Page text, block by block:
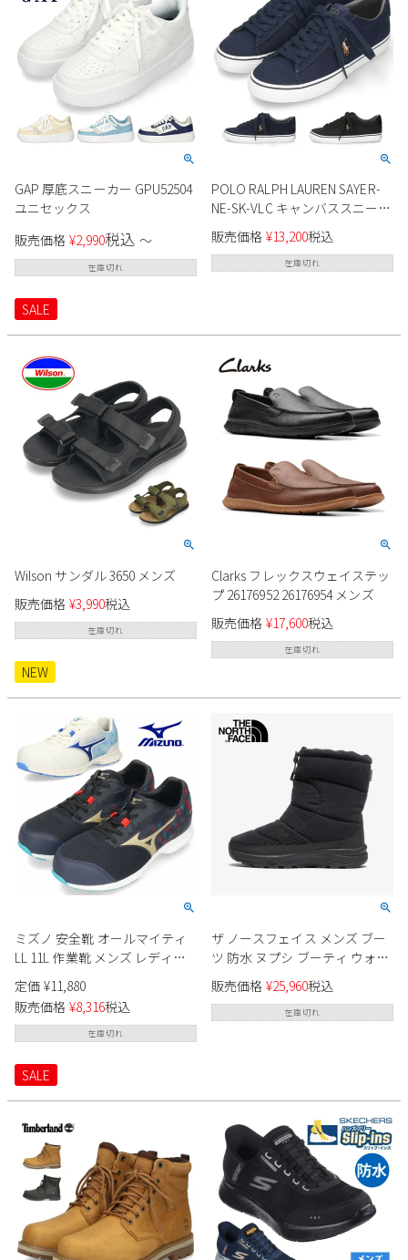
GAP 厚底スニーカー GPU52504
ユニセックス
販売価格 ¥2,990税込 〜
在庫切れ
SALE
POLO RALPH LAUREN SAYER-
NE-SK-VLC キャンバススニーカ
ー メンズ
販売価格 ¥13,200税込
在庫切れ
Wilson サンダル 3650 メンズ
販売価格 ¥3,990税込
在庫切れ
NEW
Clarks フレックスウェイステッ
プ 26176952 26176954 メンズ
販売価格 ¥17,600税込
在庫切れ
ミズノ 安全靴 オールマイティ
LL 11L 作業靴 メンズ レディー
ス ワーキングシューズ 紐 ロー
カット スニーカー F1GA2502 04
14 軽量 耐滑 衝撃吸収 MIZUNO
定価 ¥11,880
販売価格 ¥8,316税込
在庫切れ
SALE
ザ ノースフェイス メンズ ブー
ツ 防水 ヌプシ ブーティ ウォー
タープルーフ VII コーデュロイ
NF52472 KK ブラック 黒 ウィン
ターブーツ 防寒 保温 THE
販売価格 ¥25,960税込
在庫切れ